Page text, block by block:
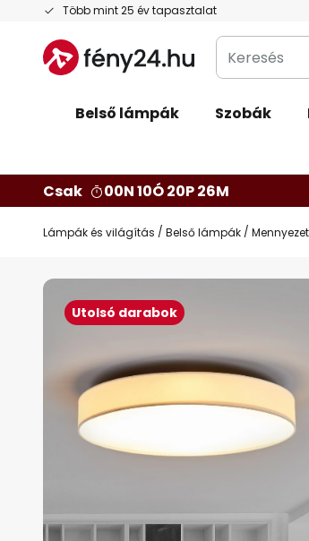
Több mint 25 év tapasztalat
Ugrás
tartalomhoz
Keresés
Belső lámpák Szobák
Csak
00N 10Ó 20P 25M
Lámpák és világítás Belső lámpák
Utolsó darabok
Ugrás